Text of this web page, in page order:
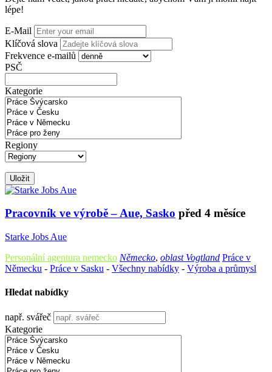
lépe!
E-Mail
Klíčová slova
Frekvence e-mailů
PSČ
Kategorie
Regiony
Uložit
Pracovník ve výrobě – Aue, Sasko před 4 měsíce
Starke Jobs Aue
Personální agentura nemecko Německo, oblast Vogtland Práce v
Německu - Práce v Sasku - Všechny nabídky - Výroba a průmysl
Hledat nabídky
např. svářeč
Kategorie